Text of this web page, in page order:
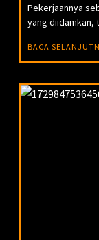
Pekerjaannya
yang diidamkan,
BACA